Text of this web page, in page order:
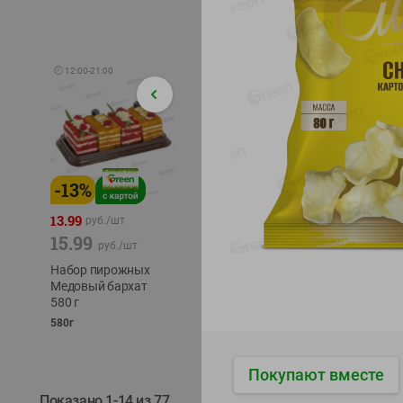
🕘 12:00-21:00
-13%
13.99 руб./шт
15.99 руб./шт
Набор пирожных
Медовый бархат
580 г
580г
шт
руб./шт
-24%
4.99
ТОФУ
Покупают вместе